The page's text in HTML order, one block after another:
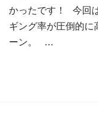
かったです！ 今回
ギング率が圧倒的に
ーン。 …